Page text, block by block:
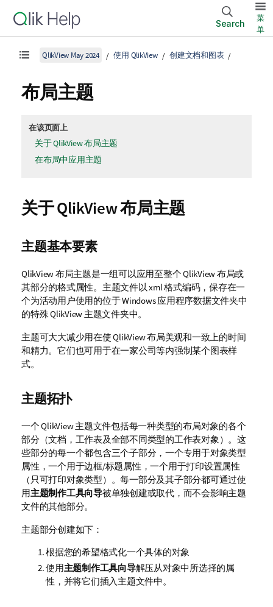
Search
菜
单
QlikView May 2024 使用 QlikView 创建文档和图表
布局主题
在该页面上
关于 QlikView 布局主题
在布局中应用主题
关于 QlikView 布局主题
主题基本要素
QlikView 布局主题是一组可以应用至整个 QlikView 布局或
其部分的格式属性。主题文件以 xml 格式编码，保存在一
个为活动用户使用的位于 Windows 应用程序数据文件夹中
的特殊 QlikView 主题文件夹中。
主题可大大减少用在使 QlikView 布局美观和一致上的时间
和精力。它们也可用于在一家公司等内强制某个图表样
式。
主题拓扑
一个 QlikView 主题文件包括每一种类型的布局对象的各个
部分（文档，工作表及全部不同类型的工作表对象）。这
些部分的每一个都包含三个子部分，一个专用于对象类型
属性，一个用于边框/标题属性，一个用于打印设置属性
（只可打印对象类型）。每一部分及其子部分都可通过使
用主题制作工具向导被单独创建或取代，而不会影响主题
文件的其他部分。
主题部分创建如下：
根据您的希望格式化一个具体的对象
使用主题制作工具向导解压从对象中所选择的属
性，并将它们插入主题文件中。